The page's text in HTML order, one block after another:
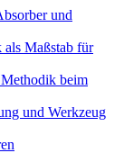
und
Maßstab für
beim
und Werkzeug